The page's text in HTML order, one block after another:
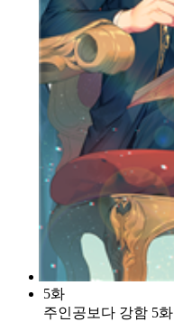
5화
주인공보다 강함 5화